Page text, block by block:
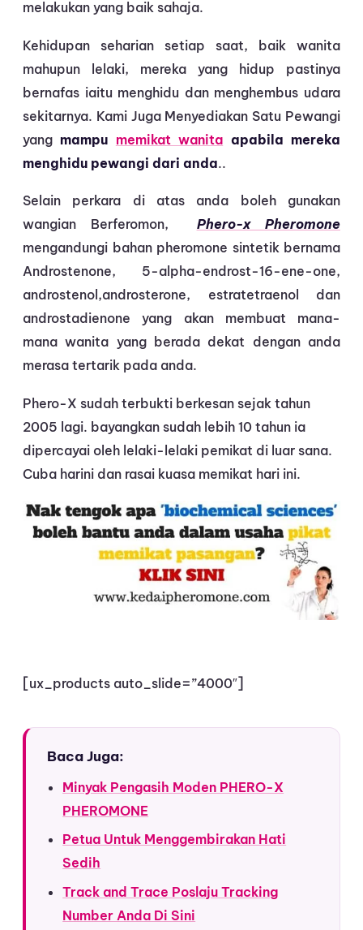
melakukan yang baik sahaja.
Kehidupan seharian setiap saat, baik wanita
mahupun lelaki, mereka yang hidup pastinya
bernafas iaitu menghidu dan menghembus udara
sekitarnya. Kami Juga Menyediakan Satu Pewangi
yang mampu memikat wanita apabila mereka
menghidu pewangi dari anda..
Selain perkara di atas anda boleh gunakan
wangian Berferomon, Phero-x Pheromone
mengandungi bahan pheromone sintetik bernama
Androstenone, 5-alpha-endrost-16-ene-one,
androstenol,androsterone, estratetraenol dan
androstadienone yang akan membuat mana-
mana wanita yang berada dekat dengan anda
merasa tertarik pada anda.
Phero-X sudah terbukti berkesan sejak tahun
2005 lagi. bayangkan sudah lebih 10 tahun ia
dipercayai oleh lelaki-lelaki pemikat di luar sana.
Cuba harini dan rasai kuasa memikat hari ini.
[ux_products auto_slide=”4000″]
Baca Juga:
Minyak Pengasih Moden PHERO-X
PHEROMONE
Petua Untuk Menggembirakan Hati
Sedih
Track and Trace Poslaju Tracking
Number Anda Di Sini